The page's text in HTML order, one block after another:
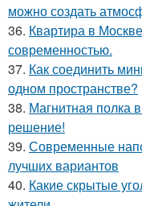
можно создать
36. Квартира в
современностью.
37. Как соединить
одном пространстве?
38. Магнитная полка
решение!
39. Современные
лучших вариантов
40. Какие скрытые